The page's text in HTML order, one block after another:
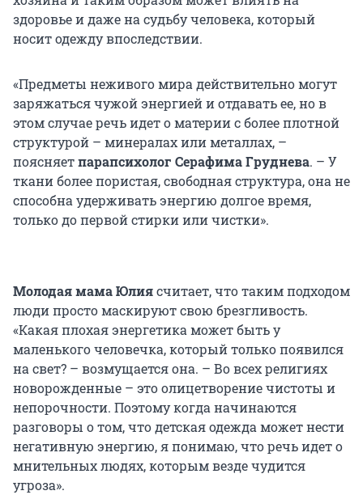
здоровье и даже на судьбу человека, который
носит одежду впоследствии.
«Предметы неживого мира действительно могут
заряжаться чужой энергией и отдавать ее, но в
этом случае речь идет о материи с более плотной
структурой – минералах или металлах, –
поясняетпарапсихолог Серафима Груднева. – У
ткани более пористая, свободная структура, она не
способна удерживать энергию долгое время,
только до первой стирки или чистки».
Молодая мамаЮлиясчитает, что таким подходом
люди просто маскируют свою брезгливость.
«Какая плохая энергетика может быть у
маленького человечка, который только появился
на свет? – возмущается она. – Во всех религиях
новорожденные – это олицетворение чистоты и
непорочности. Поэтому когда начинаются
разговоры о том, что детская одежда может нести
негативную энергию, я понимаю, что речь идет о
мнительных людях, которым везде чудится
угроза».